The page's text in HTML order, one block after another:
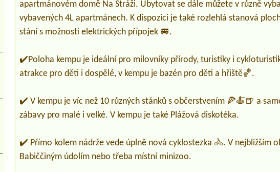
apartmánovém domě Na Stráži. Ubytovat se dále můžete v různě
vybavených 4L apartmánech. K dispozici je také rozlehlá stanová
stání s možností elektrických přípojek 🚐.
✔️Poloha kempu je ideální pro milovníky přírody, turistiky i
atrakce pro děti i dospělé, v kempu je bazén pro děti a hřiště🏀.
✔️ V kempu je víc než 10 různých stánků s občerstvením 🍕🍝🍺 a
zábavy pro malé i velké. V kempu je také Plážová diskotéka.
✔️ Přímo kolem nádrže vede úplně nová cyklostezka 🚴‍. V nejbližším
Babiččiným údolím nebo třeba místní minizoo.